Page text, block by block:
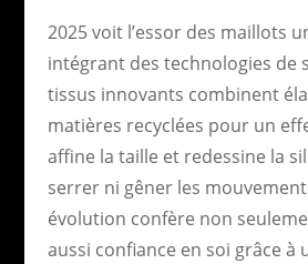
2025 voit l’essor des maillots
intégrant des technologies de
tissus innovants combinent
matières recyclées pour un
affine la taille et redessine la
serrer ni gêner les
évolution confère non
aussi confiance en soi grâce à